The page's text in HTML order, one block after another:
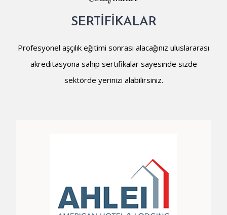
SERTİFİKALAR
Profesyonel aşçılık eğitimi sonrası alacağınız uluslararası
akreditasyona sahip sertifikalar sayesinde sizde
sektörde yerinizi alabilirsiniz.
SERTIFIKALI MUTFAK AŞÇISI (CKC) SERTIFIKASI